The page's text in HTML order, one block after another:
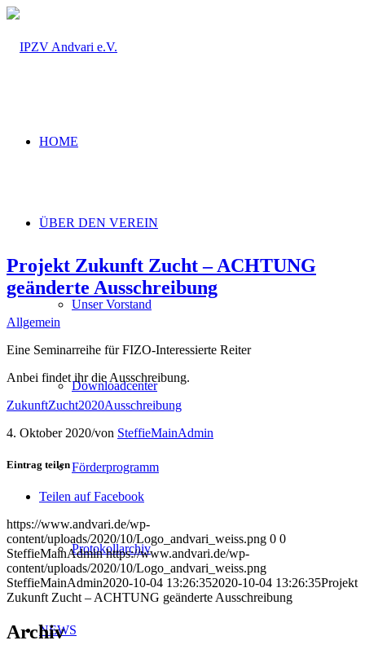
HOME
ÜBER DEN VEREIN
Unser Vorstand
Downloadcenter
Förderprogramm
Protokollarchiv
NEWS
Projekt Zukunft Zucht – ACHTUNG
geänderte Ausschreibung
Allgemein
Eine Seminarreihe für FIZO-Interessierte Reiter
Anbei findet ihr die Ausschreibung.
ZukunftZucht2020Ausschreibung
4. Oktober 2020/von SteffieMainAdmin
Eintrag teilen
Teilen auf Facebook
https://www.andvari.de/wp-
content/uploads/2020/10/Logo_andvari_weiss.png 0 0
SteffieMainAdmin https://www.andvari.de/wp-
content/uploads/2020/10/Logo_andvari_weiss.png
SteffieMainAdmin2020-10-04 13:26:352020-10-04 13:26:35Projekt
Zukunft Zucht – ACHTUNG geänderte Ausschreibung
Archiv